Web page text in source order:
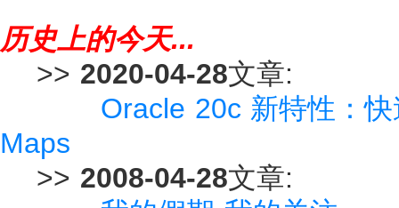
历史上的今天...
>> 2020-04-28文章:
Oracle 20c 新特性：
Maps
>> 2008-04-28文章: